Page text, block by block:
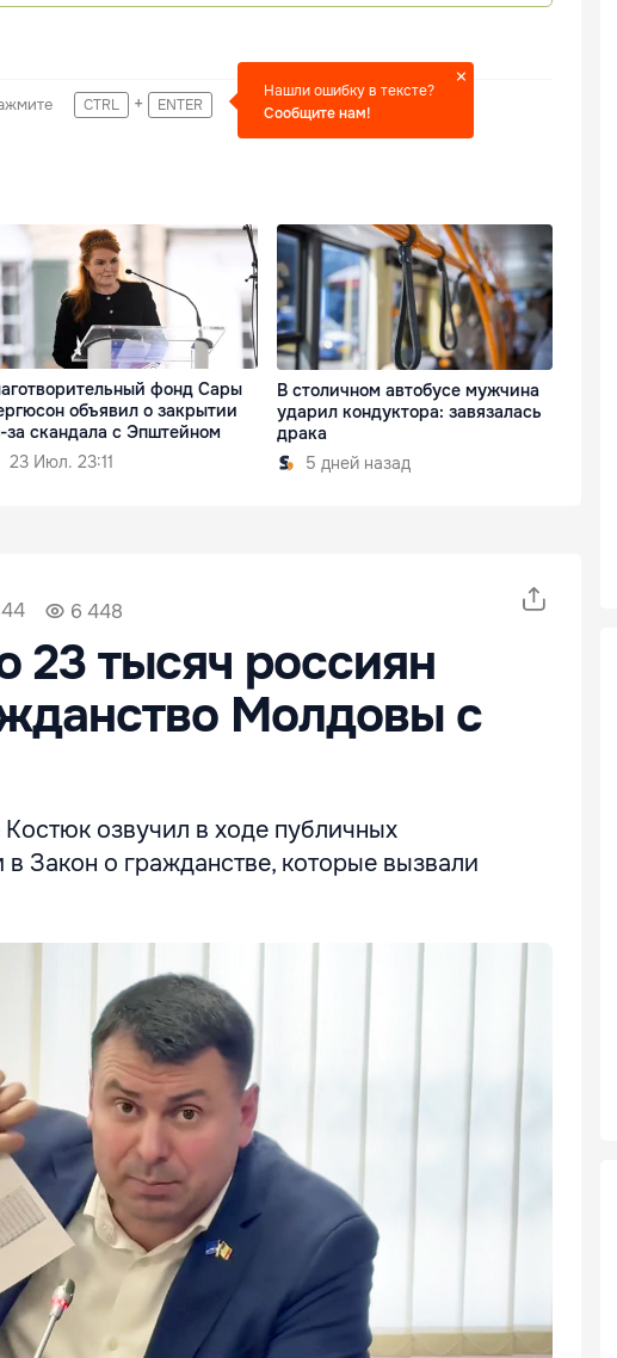
CTRL + ENTER
Нашли ошибку в тексте?
Сообщите нам!
фонд Сары
объявил о закрытии
за скандала с Эпштейном
23 Июл. 23:11
В столичном автобусе мужчина
ударил кондуктора: завязалась
драка
5 дней назад
6 448
23 тысяч россиян
Молдовы с
озвучил в ходе публичных
Закон о гражданстве, которые вызвали